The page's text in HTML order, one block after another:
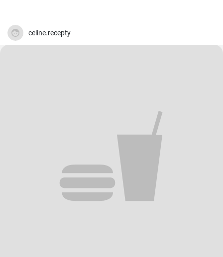
celine.recepty